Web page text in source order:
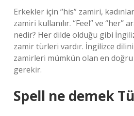
Erkekler için “his” zamiri,
zamiri kullanılır. “Feel” ve “her”
nedir? Her dilde olduğu gibi
zamir türleri vardır. İngilizce
zamirleri mümkün olan en
gerekir.
Spell ne demek